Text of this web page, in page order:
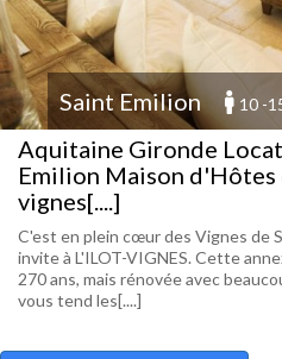
Saint Emilion 10 -
Aquitaine Gironde
Emilion Maison d'Hôtes
vignes[....]
C'est en plein cœur des Vignes de
invite à L'ILOT-VIGNES. Cette
270 ans, mais rénovée avec
vous tend les[....]